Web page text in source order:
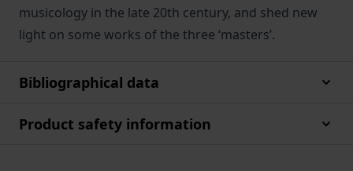
musicology in the late 20th century, and shed new
light on some works of the three ‘masters’.
Bibliographical data
Product safety information